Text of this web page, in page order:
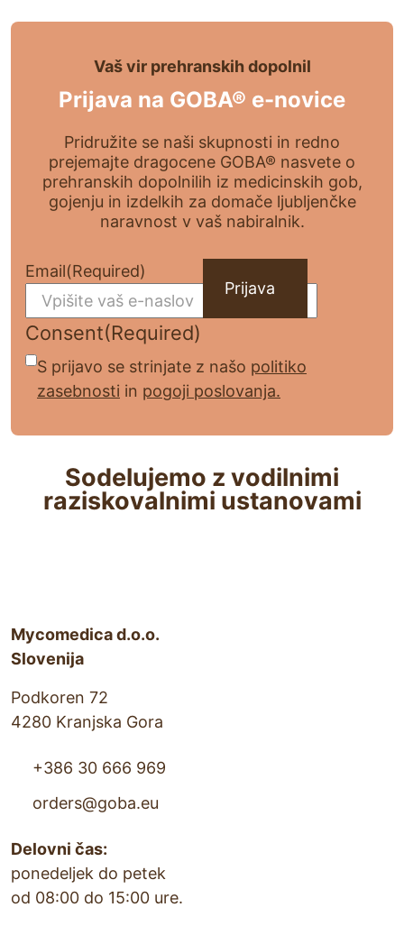
Vaš vir prehranskih dopolnil
Prijava na GOBA® e-novice
Pridružite se naši skupnosti in redno
prejemajte dragocene GOBA® nasvete o
prehranskih dopolnilih iz medicinskih gob,
gojenju in izdelkih za domače ljubljenčke
naravnost v vaš nabiralnik.
Consent(Required)
S prijavo se strinjate z našo politiko
zasebnosti in pogoji poslovanja.
Email(Required)
Sodelujemo z vodilnimi
raziskovalnimi ustanovami
Mycomedica d.o.o.
Slovenija
Podkoren 72
4280 Kranjska Gora
+386 30 666 969
orders@goba.eu
Delovni čas:
ponedeljek do petek
od 08:00 do 15:00 ure.